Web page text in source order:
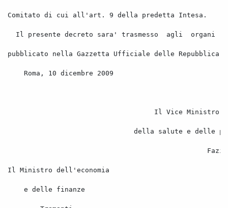
Comitato di cui all'art. 9 della predetta Intesa.
Il presente decreto sara' trasmesso agli organi
pubblicato nella Gazzetta Ufficiale delle
Roma, 10 dicembre 2009
Il Vice Ministro
della salute e delle
Fazio
Il Ministro dell'economia
e delle finanze